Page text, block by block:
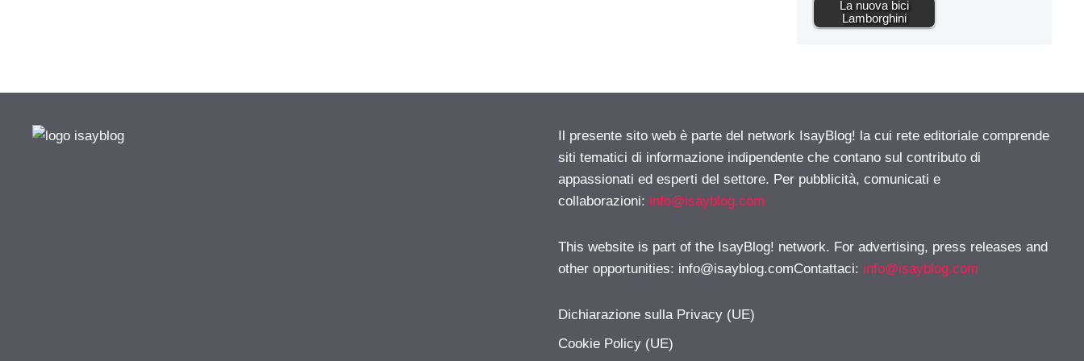
La nuova bici
Lamborghini
Il presente sito web è parte del network IsayBlog! la cui rete editoriale comprende
siti tematici di informazione indipendente che contano sul contributo di
appassionati ed esperti del settore. Per pubblicità, comunicati e
collaborazioni: info@isayblog.com
This website is part of the IsayBlog! network. For advertising, press releases and
other opportunities: info@isayblog.comContattaci: info@isayblog.com
Dichiarazione sulla Privacy (UE)
Cookie Policy (UE)